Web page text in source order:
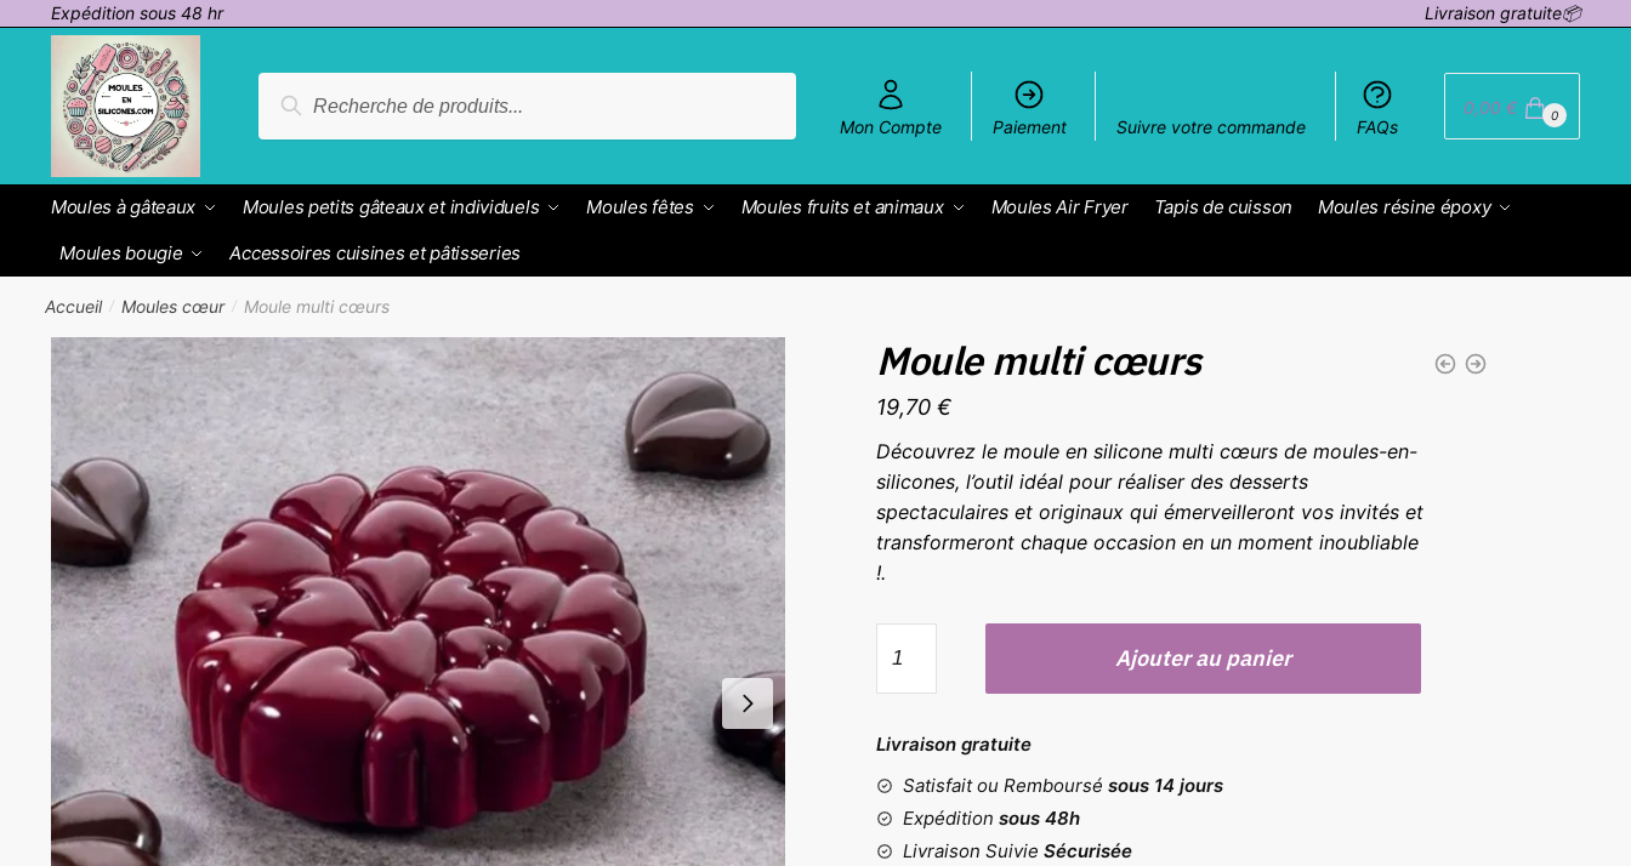
Passer
navigation
contenu
Expédition sous 48 hr Livraison gratuite📦
pour :
Recherche
Mon Compte
Paiement Suivre votre commande FAQs
0,00€ 0
Moules à gâteaux Moules petits gâteaux et individuels Moules fêtes Moules fruits et animaux Moules Air Fryer Tapis de cuisson
Moules résine époxy
Moules bougie
Accessoires cuisines et pâtisseries
Accueil / Moules cœur / Moule multi cœurs
Moule multi cœurs
19,70€
Découvrez le moule en silicone multi cœurs de moules-en-
silicones, l’outil idéal pour réaliser des desserts
spectaculaires et originaux qui émerveilleront vos invités et
transformeront chaque occasion en un moment inoubliable
!.
de
Moule
cœurs
Ajouter au panier
Livraison gratuite
Satisfait ou Remboursésous 14 jours
Expédition sous 48h
Livraison SuivieSécurisée